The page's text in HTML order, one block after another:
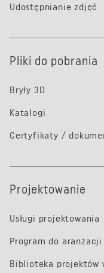
Udostępnianie zdjęć
Pliki do pobrania
Bryły 3D
Katalogi
Certyfikaty /
Projektowanie
Usługi projektowania
Program do aranżacji
Biblioteka projektów